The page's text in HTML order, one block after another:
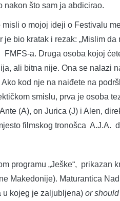
nakon što sam ja abdicirao.
o mojoj ideji o Festivalu
bio kratak i rezak: „Mislim da
a. Druga osoba kojoj
ali bitna nije. Ona se nalazi
kod nje na naiđete na
smislu, prva je osoba
(A), on Jurica (J) i Alen,
filmskog tronošca A.J.A.
„Ješke“, prikazan
Makedonije). Maturantica
u kojeg je zaljubljena) or